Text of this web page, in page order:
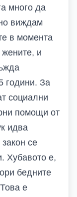
много да
виждам
в момента
и
години. За
социални
помощи от
идва
се
Хубавото е,
бедните
е